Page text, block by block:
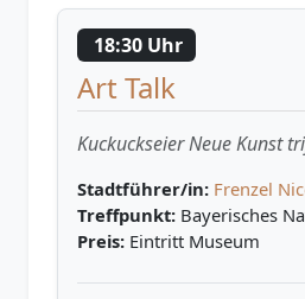
18:30 Uhr
Art Talk
Kuckuckseier Neue Kunst
Stadtführer/in: Frenzel
Treffpunkt: Bayerisches
Preis: Eintritt Museum